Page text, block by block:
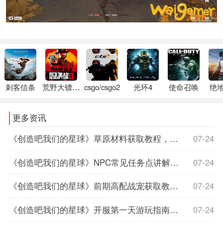
刺客信条 荒野大镖客2 csgo/csgo2 光环4 使命召唤 绝
更多资讯
07-24
《创造吧我们的星球》草原材料获取教程，创造吧我们的星球下载，创造我的星球作文
07-24
《创造吧我们的星球》NPC常见任务点讲解，创造吧我们的星球苹果上线时间
07-24
《创造吧我们的星球》前期高配战宠获取教程高配战宠如何获取，创造吧我们的星球什么时候上线
07-24
《创造吧我们的星球》开服第一天游玩指南，创造吧我们的星球正式服上线时间